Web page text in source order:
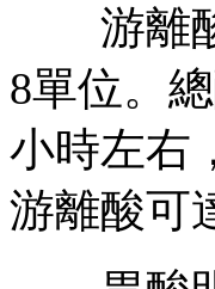
游離酸
8單位。
小時左右
游離酸可